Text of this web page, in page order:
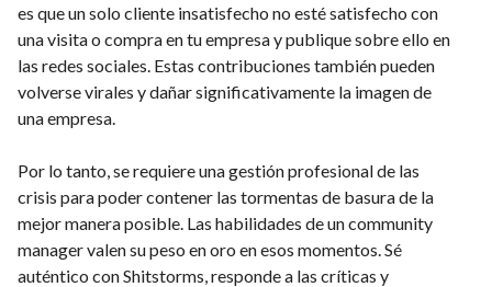
es que un solo cliente insatisfecho no esté satisfecho con
una visita o compra en tu empresa y publique sobre ello en
las redes sociales. Estas contribuciones también pueden
volverse virales y dañar significativamente la imagen de
una empresa.
Por lo tanto, se requiere una gestión profesional de las
crisis para poder contener las tormentas de basura de la
mejor manera posible. Las habilidades de un community
manager valen su peso en oro en esos momentos. Sé
auténtico con Shitstorms, responde a las críticas y